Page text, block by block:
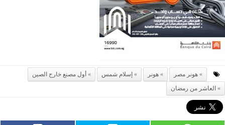
هونر مصر هونر إسلام شمس
أول مصنع خارج الصين
العاشر من رمضان